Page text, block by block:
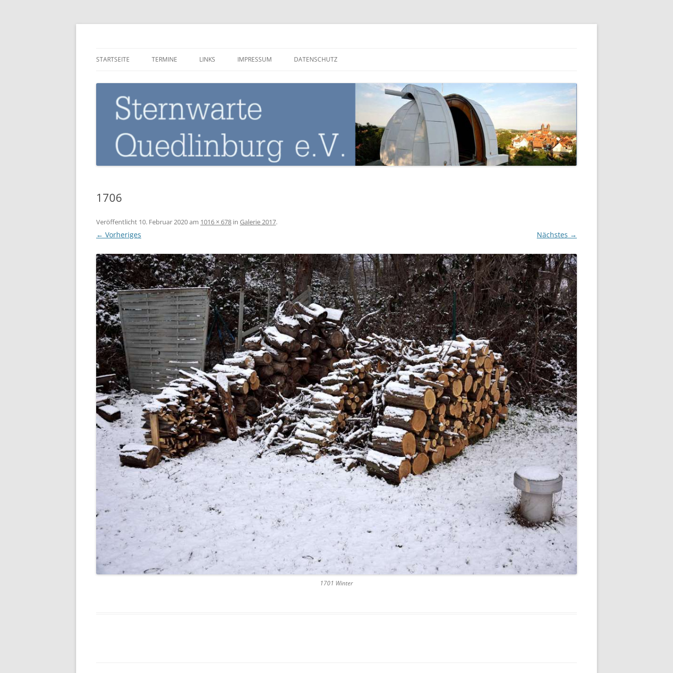
Zum
STARTSEITE TERMINE LINKS IMPRESSUM DATENSCHUTZ
1706
Veröffentlicht 10. Februar 2020am 1016 × 678 in Galerie 2017.
← Vorheriges Nächstes →
1701 Winter